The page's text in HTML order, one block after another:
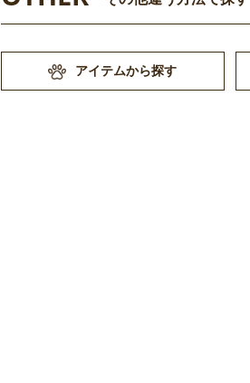
アイテムから探す